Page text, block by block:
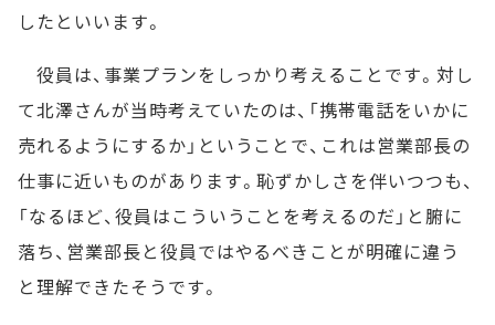
したといいます。
役員は、事業プランをしっかり考えることです。対し
て北澤さんが当時考えていたのは、「携帯電話をいかに
売れるようにするか」ということで、これは営業部長の
仕事に近いものがあります。恥ずかしさを伴いつつも、
「なるほど、役員はこういうことを考えるのだ」と腑に
落ち、営業部長と役員ではやるべきことが明確に違う
と理解できたそうです。